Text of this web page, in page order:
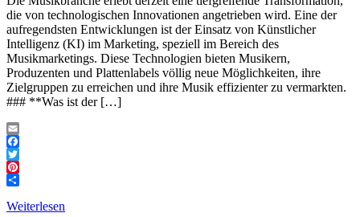
die von technologischen Innovationen angetrieben wird. Eine der
aufregendsten Entwicklungen ist der Einsatz von Künstlicher
Intelligenz (KI) im Marketing, speziell im Bereich des
Musikmarketings. Diese Technologien bieten Musikern,
Produzenten und Plattenlabels völlig neue Möglichkeiten, ihre
Zielgruppen zu erreichen und ihre Musik effizienter zu vermarkten.
### **Was ist der […]
Email
Facebook
Twitter
Pinterest
Weiterlesen